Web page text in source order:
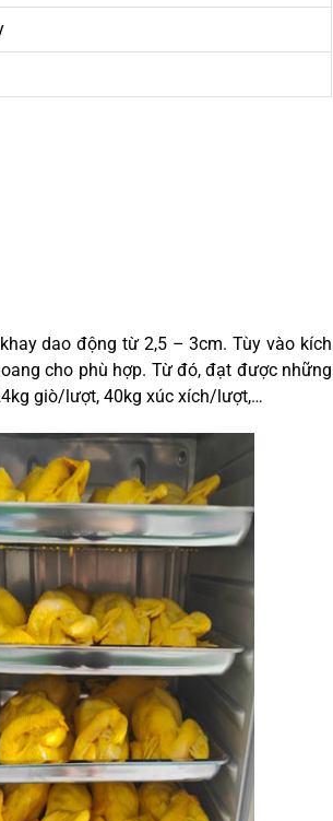
dao động từ 2,5 – 3cm. Tùy vào kích
cho phù hợp. Từ đó, đạt được những
giò/lượt, 40kg xúc xích/lượt,…